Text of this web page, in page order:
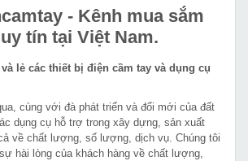
- Kênh mua sắm
tín tại Việt Nam.
lẻ các thiết bị điện cầm tay và dụng cụ
cùng với đà phát triển và đổi mới của đất
dụng cụ hỗ trợ trong xây dựng, sản xuất
về chất lượng, số lượng, dịch vụ. Chúng tôi
hài lòng của khách hàng về chất lượng,